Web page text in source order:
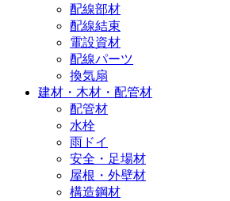
配線部材
配線結束
電設資材
配線パーツ
換気扇
建材・木材・配管材
配管材
水栓
雨ドイ
安全・足場材
屋根・外壁材
構造鋼材